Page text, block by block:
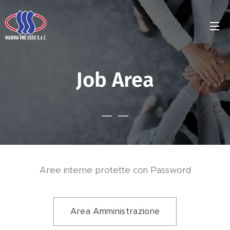
Job Area
Aree interne protette con Password
Area Amministrazione